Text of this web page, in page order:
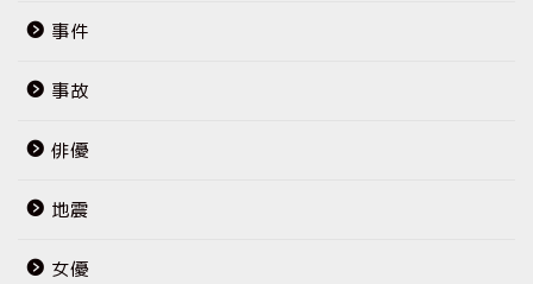
事件
事故
俳優
地震
女優